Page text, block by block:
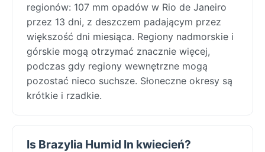
regionów: 107 mm opadów w Rio de Janeiro
przez 13 dni, z deszczem padającym przez
większość dni miesiąca. Regiony nadmorskie i
górskie mogą otrzymać znacznie więcej,
podczas gdy regiony wewnętrzne mogą
pozostać nieco suchsze. Słoneczne okresy są
krótkie i rzadkie.
Is Brazylia Humid In kwiecień?